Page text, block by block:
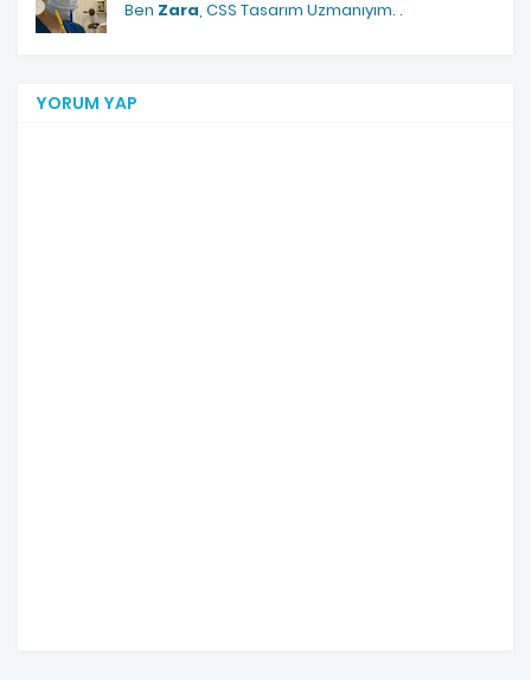
Ben Zara, CSS Tasarım Uzmanıyım. .
YORUM YAP